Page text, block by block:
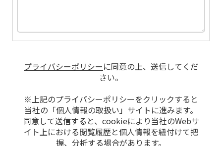
プライバシーポリシーに同意の上、送信してくだ
さい。
※上記のプライバシーポリシーをクリックすると
当社の「個人情報の取扱い」サイトに進みます。
同意して送信すると、cookieにより当社のWebサ
イト上における閲覧履歴と個人情報を紐付けて把
握、分析する場合があります。